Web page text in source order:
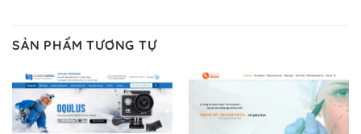
Và bạn có toàn quyền tự do khi quyết định nơi lưu trữ
trang web WordPress của bạn.
Dễ dàng lựa chọn Hosting cho website WordPress
SẢN PHẨM TƯƠNG TỰ